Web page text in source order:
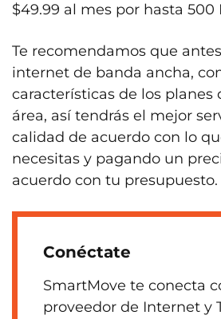
$49.99 al mes por hasta 500
Te recomendamos que
internet de banda ancha,
características de los planes
área, así tendrás el mejor
calidad de acuerdo con lo
necesitas y pagando un
acuerdo con tu presupuesto.
Conéctate
SmartMove te conecta
proveedor de Internet y